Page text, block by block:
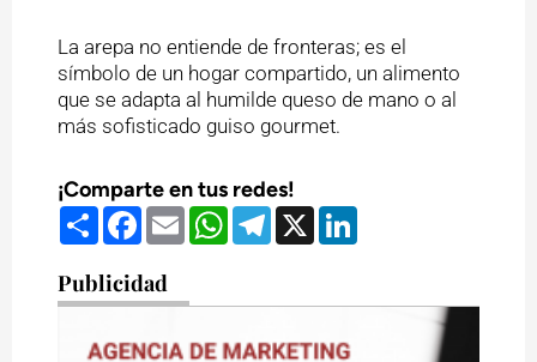
La arepa no entiende de fronteras; es el
símbolo de un hogar compartido, un alimento
que se adapta al humilde queso de mano o al
más sofisticado guiso gourmet.
¡Comparte en tus redes!
Compartir
Facebook
EmailWhatsApp
Telegram
X LinkedIn
Publicidad